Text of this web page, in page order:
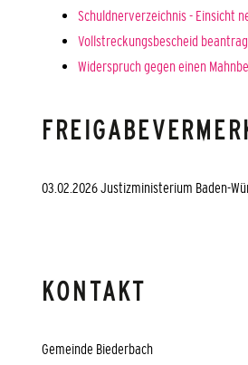
Schuldnerverzeichnis - Einsicht
Vollstreckungsbescheid
Widerspruch gegen einen
03.02.2026 Justizministerium Baden-
KONTAKT
Gemeinde Biederbach